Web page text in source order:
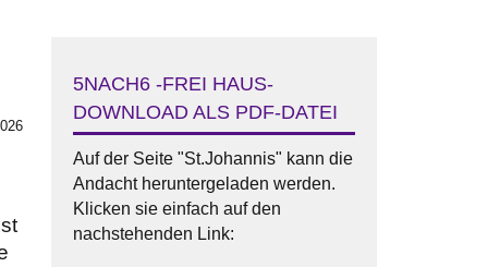
5NACH6 -FREI HAUS-
DOWNLOAD ALS PDF-DATEI
Auf der Seite "St.Johannis" kann die
Andacht heruntergeladen werden.
Klicken sie einfach auf den
nachstehenden Link: